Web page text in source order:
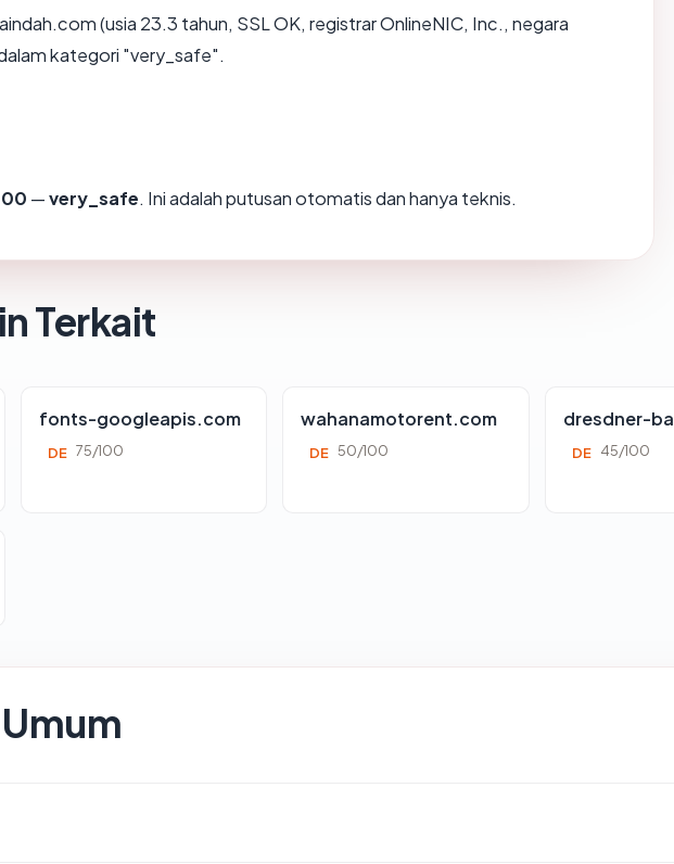
(usia 23.3 tahun, SSL OK, registrar OnlineNIC, Inc., negara
kategori "very_safe".
—very_safe. Ini adalah putusan otomatis dan hanya teknis.
Terkait
fonts-googleapis.com
DE 75/100
wahanamotorent.com
DE 50/100
dresdner-
DE 45/100